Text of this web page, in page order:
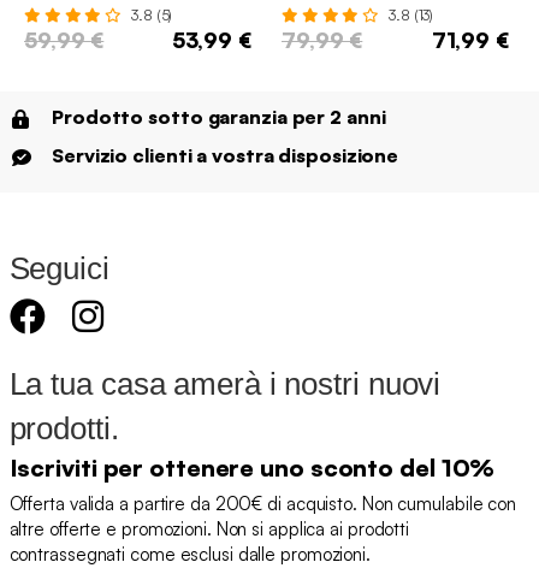
3.8 (5)
59,99 € 53,99 €
3.8 (13)
79,99 € 71,99 €
Prodotto sotto garanzia per 2 anni
Servizio clienti a vostra disposizione
Seguici
La tua casa amerà i nostri nuovi
prodotti.
Iscriviti per ottenere uno sconto del 10%
Offerta valida a partire da 200€ di acquisto. Non cumulabile con
altre offerte e promozioni. Non si applica ai prodotti
contrassegnati come esclusi dalle promozioni.